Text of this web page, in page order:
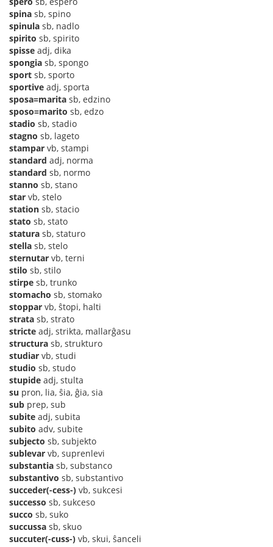
spina sb, spino
spinula sb, nadlo
spirito sb, spirito
spisse adj, dika
spongia sb, spongo
sport sb, sporto
sportive adj, sporta
sposa=marita sb, edzino
sposo=marito sb, edzo
stadio sb, stadio
stagno sb, lageto
stampar vb, stampi
standard adj, norma
standard sb, normo
stanno sb, stano
star vb, stelo
station sb, stacio
stato sb, stato
statura sb, staturo
stella sb, stelo
sternutar vb, terni
stilo sb, stilo
stirpe sb, trunko
stomacho sb, stomako
stoppar vb, ŝtopi, halti
strata sb, strato
stricte adj, strikta, mallarĝasu
structura sb, strukturo
studiar vb, studi
studio sb, studo
stupide adj, stulta
su pron, lia, ŝia, ĝia, sia
sub prep, sub
subite adj, subita
subito adv, subite
subjecto sb, subjekto
sublevar vb, suprenlevi
substantia sb, substanco
substantivo sb, substantivo
succeder(-cess-) vb, sukcesi
successo sb, sukceso
succo sb, suko
succussa sb, skuo
succuter(-cuss-) vb, skui, ŝanceli